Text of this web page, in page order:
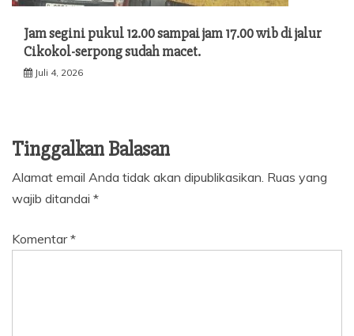
Jam segini pukul 12.00 sampai jam 17.00 wib di jalur
Cikokol-serpong sudah macet.
Juli 4, 2026
Tinggalkan Balasan
Alamat email Anda tidak akan dipublikasikan. Ruas yang
wajib ditandai *
Komentar*